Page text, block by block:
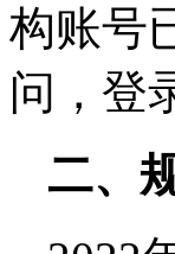
构账号
问，登
二、